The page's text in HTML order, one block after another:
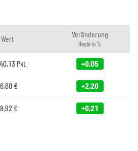
Wert Veränderung
Heute in %
Pkt. +0,05
€ +2,20
€ +0,21